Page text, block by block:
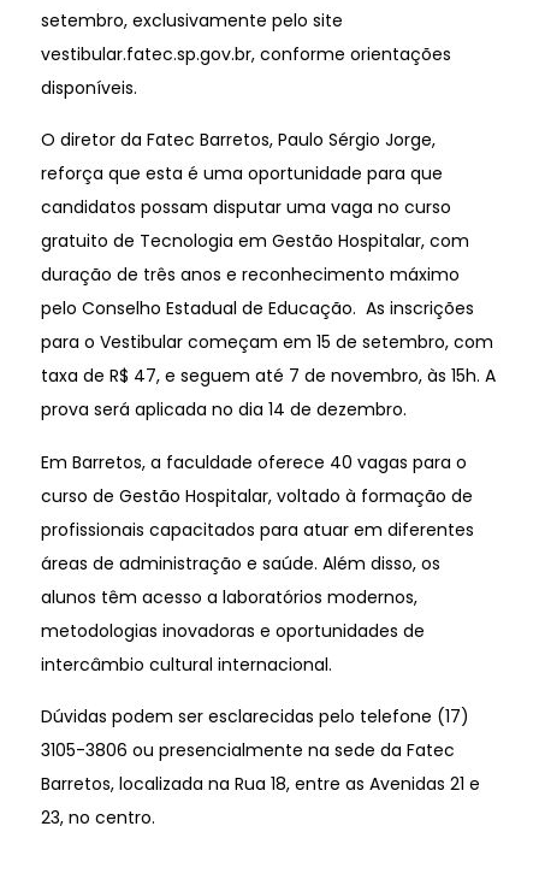
setembro, exclusivamente pelo site
vestibular.fatec.sp.gov.br, conforme orientações
disponíveis.
O diretor da Fatec Barretos, Paulo Sérgio Jorge,
reforça que esta é uma oportunidade para que
candidatos possam disputar uma vaga no curso
gratuito de Tecnologia em Gestão Hospitalar, com
duração de três anos e reconhecimento máximo
pelo Conselho Estadual de Educação. As inscrições
para o Vestibular começam em 15 de setembro, com
taxa de R$ 47, e seguem até 7 de novembro, às 15h. A
prova será aplicada no dia 14 de dezembro.
Em Barretos, a faculdade oferece 40 vagas para o
curso de Gestão Hospitalar, voltado à formação de
profissionais capacitados para atuar em diferentes
áreas de administração e saúde. Além disso, os
alunos têm acesso a laboratórios modernos,
metodologias inovadoras e oportunidades de
intercâmbio cultural internacional.
Dúvidas podem ser esclarecidas pelo telefone (17)
3105-3806 ou presencialmente na sede da Fatec
Barretos, localizada na Rua 18, entre as Avenidas 21 e
23, no centro.